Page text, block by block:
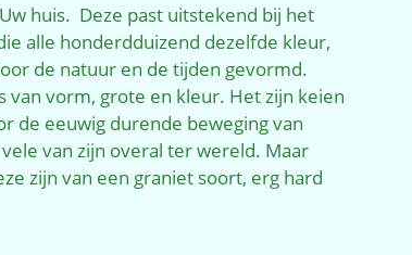
huis. Deze past uitstekend bij het
alle honderdduizend dezelfde kleur,
de natuur en de tijden gevormd.
van vorm, grote en kleur. Het zijn keien
de eeuwig durende beweging van
van zijn overal ter wereld. Maar
zijn van een graniet soort, erg hard